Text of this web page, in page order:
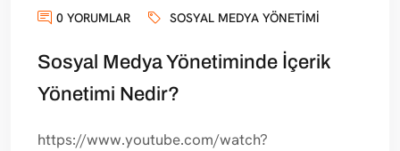
0 YORUMLAR
SOSYAL MEDYA YÖNETIMI
Sosyal Medya Yönetiminde İçerik
Yönetimi Nedir?
https://www.youtube.com/watch?